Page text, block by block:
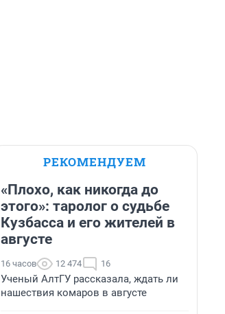
РЕКОМЕНДУЕМ
«Плохо, как никогда до
этого»: таролог о судьбе
Кузбасса и его жителей в
августе
16 часов 12 474 16
Ученый АлтГУ рассказала, ждать ли
нашествия комаров в августе